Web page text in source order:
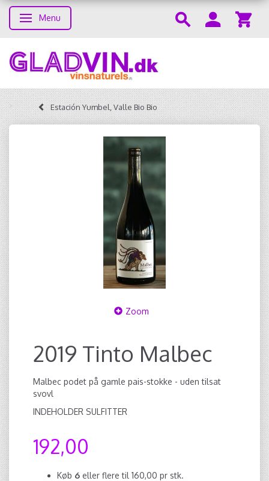
Skifte navigation
Menu
Estación Yumbel, Valle Bio Bio
Zoom
2019 Tinto Malbec
Malbec podet på gamle pais-stokke - uden tilsat
svovl
INDEHOLDER SULFITTER
192,00
Køb 6 eller flere til 160,00 pr stk.